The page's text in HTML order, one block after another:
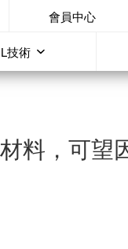
會員中心
技術
料，可望